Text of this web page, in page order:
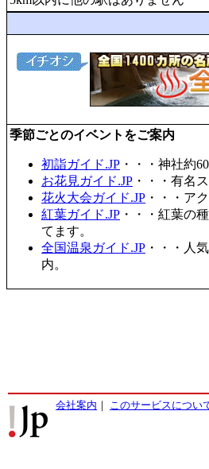
季節ごとのイベントをご案内
初詣ガイド.JP ・・・神社約
お花見ガイド.JP ・・・有名
花火大会ガイド.JP ・・・ア
紅葉ガイド.JP ・・・紅葉の
てます。
全国温泉ガイド.JP ・・・人
内。
会社案内 ｜ このサービスについ